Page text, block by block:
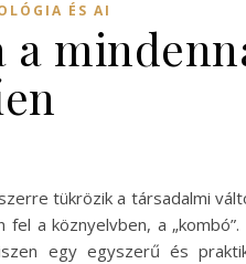
ÉS AI
a
tükrözik a társadalmi
a köznyelvben, a
egy egyszerű és